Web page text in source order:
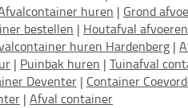
huren | Grond
bestellen | Houtafval afvoeren
huren Hardenberg |
| Puinbak huren | Tuinafval
Deventer | Container
| Afval container